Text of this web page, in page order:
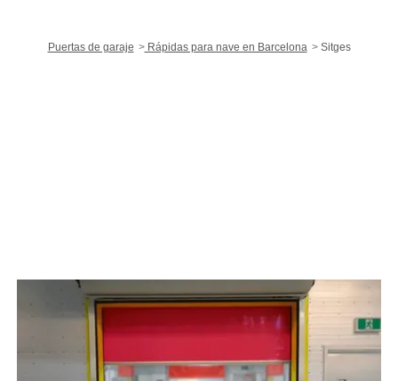
Puertas de garaje Rápidas para nave en Barcelona Sitges